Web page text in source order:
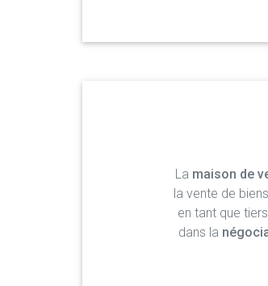
La maison de
la vente de
en tant que
dans la